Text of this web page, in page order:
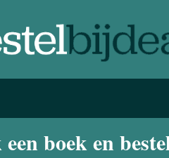
een boek en